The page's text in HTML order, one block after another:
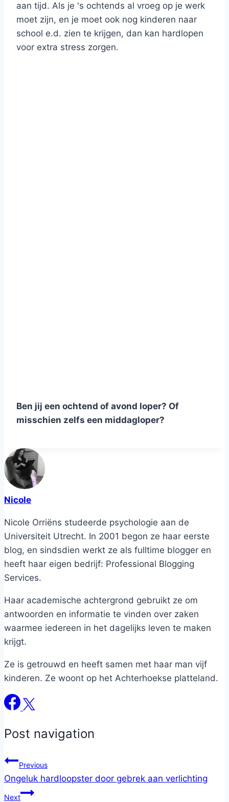
aan tijd. Als je 's ochtends al vroeg op je werk
moet zijn, en je moet ook nog kinderen naar
school e.d. zien te krijgen, dan kan hardlopen
voor extra stress zorgen.
Ben jij een ochtend of avond loper? Of
misschien zelfs een middagloper?
Nicole
Nicole Orriëns studeerde psychologie aan de
Universiteit Utrecht. In 2001 begon ze haar eerste
blog, en sindsdien werkt ze als fulltime blogger en
heeft haar eigen bedrijf: Professional Blogging
Services.
Haar academische achtergrond gebruikt ze om
antwoorden en informatie te vinden over zaken
waarmee iedereen in het dagelijks leven te maken
krijgt.
Ze is getrouwd en heeft samen met haar man vijf
kinderen. Ze woont op het Achterhoekse platteland.
Post navigation
Previous
Ongeluk hardloopster door gebrek aan verlichting
Next